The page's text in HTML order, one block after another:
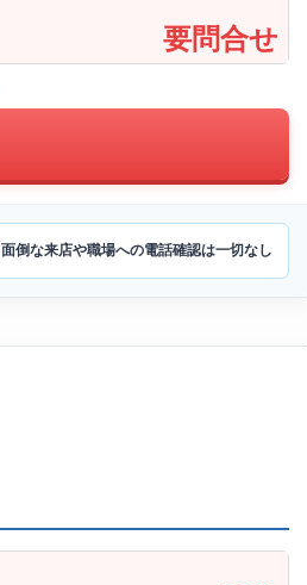
要問合せ
面倒な来店や職場への電話確認は一切なし